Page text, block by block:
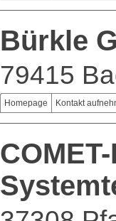
Bürkle
79415
Homepage Kontakt